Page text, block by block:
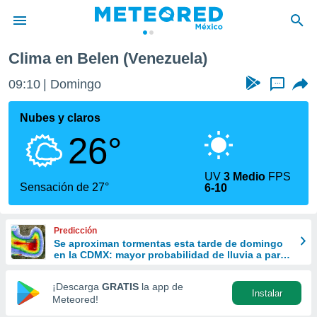
de
ha sido
calidad.
a este
las
y
forma
digital
basada
Clima en Belen (Venezuela)
09:10 Domingo ...
Nubes y claros
26°
Sensación de 27°
UV3 Medio FPS
6-10
Predicción
Se aproximan tormentas esta tarde de domingo
en la CDMX: mayor probabilidad de lluvia a partir
¡Descarga GRATIS la app de
Meteored!
Instalar